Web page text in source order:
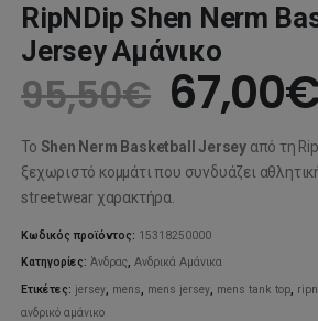
RipNDip Shen Nerm
Jersey Αμάνικο
95,50€
price
was:
95,50€.
67,00
Το Shen Nerm Basketball Jerseyαπό τη
ξεχωριστό κομμάτι που συνδυάζει
streetwear χαρακτήρα.
Κωδικός προϊόντος: 15318250000
Κατηγορίες:Άνδρας,Ανδρικά Αμάνικα
Ετικέτες: jersey, mens, mens jersey, mens tank top,
ανδρικό αμάνικο